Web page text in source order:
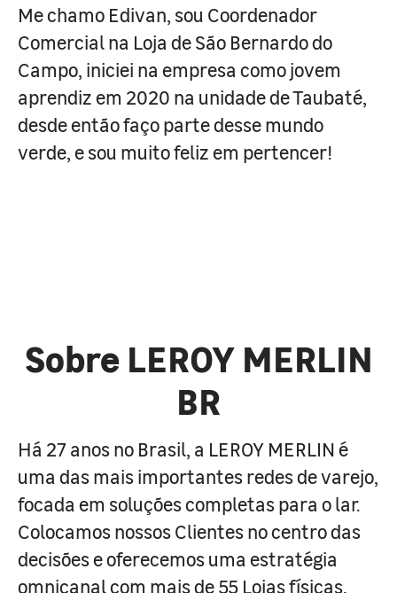
Me chamo Edivan, sou Coordenador
Comercial na Loja de São Bernardo do
Campo, iniciei na empresa como jovem
aprendiz em 2020 na unidade de Taubaté,
desde então faço parte desse mundo
verde, e sou muito feliz em pertencer!
Sobre LEROY MERLIN
BR
Há 27 anos no Brasil, a LEROY MERLIN é
uma das mais importantes redes de varejo,
focada em soluções completas para o lar.
Colocamos nossos Clientes no centro das
decisões e oferecemos uma estratégia
omnicanal com mais de 55 Lojas físicas,